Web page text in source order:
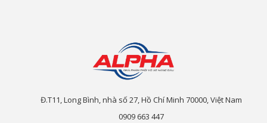
Đ.T11, Long Bình, nhà số 27, Hồ Chí Minh 70000, Việt Nam
0909 663 447